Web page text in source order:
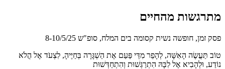
מתרגשות מהחיים
פסק זמן, חופשה נשית קסומה בים המלח, סופ"ש 8-10/5/25
טוֹב תַּעֲשֶׂה הָאִשָּׁה, לְהָפֵר מִדֵּי פַּעַם אֶת הַשְׁגָּרָה בְּחַיֶּיהָ, לִצְעֹד אֶל הֲלֹא
נוֹדַע, וּלְהָבִיא אֶל לִבָּהּ הִתְרַגְּשׁוּת וְהִתְחַדְּשׁוּת